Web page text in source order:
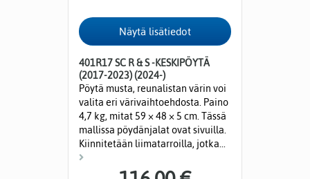
401R17 SC R & S -KESKIPÖYTÄ
(2017-2023) (2024-)
Pöytä musta, reunalistan värin voi
valita eri värivaihtoehdosta. Paino
4,7 kg, mitat 59 × 48 × 5 cm. Tässä
mallissa pöydänjalat ovat sivuilla.
Kiinnitetään liimatarroilla, jotka...